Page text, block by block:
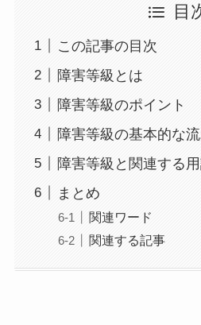
目
この記事の目次
障害等級とは
障害等級のポイント
障害等級の基本的な
障害等級と関連する
まとめ
関連ワード
関連する記事